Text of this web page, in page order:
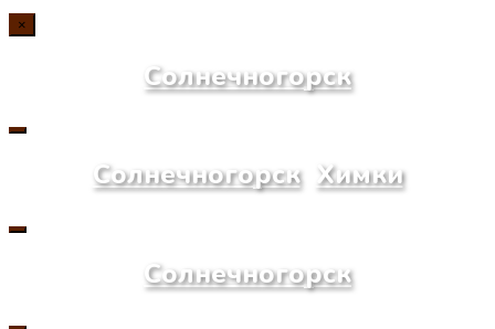
×
Солнечногорск
Солнечногорск Химки
Солнечногорск